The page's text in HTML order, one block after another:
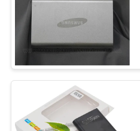
QUALITÉ
CONTACT
DEMANDE